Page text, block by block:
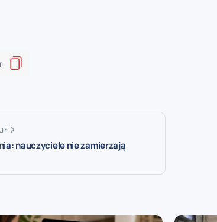
nauczyciele nie zamierzają